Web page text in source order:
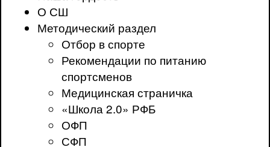
О СШ
Методический раздел
Отбор в спорте
Рекомендации по питанию
спортсменов
Медицинская страничка
«Школа 2.0» РФБ
ОФП
СФП